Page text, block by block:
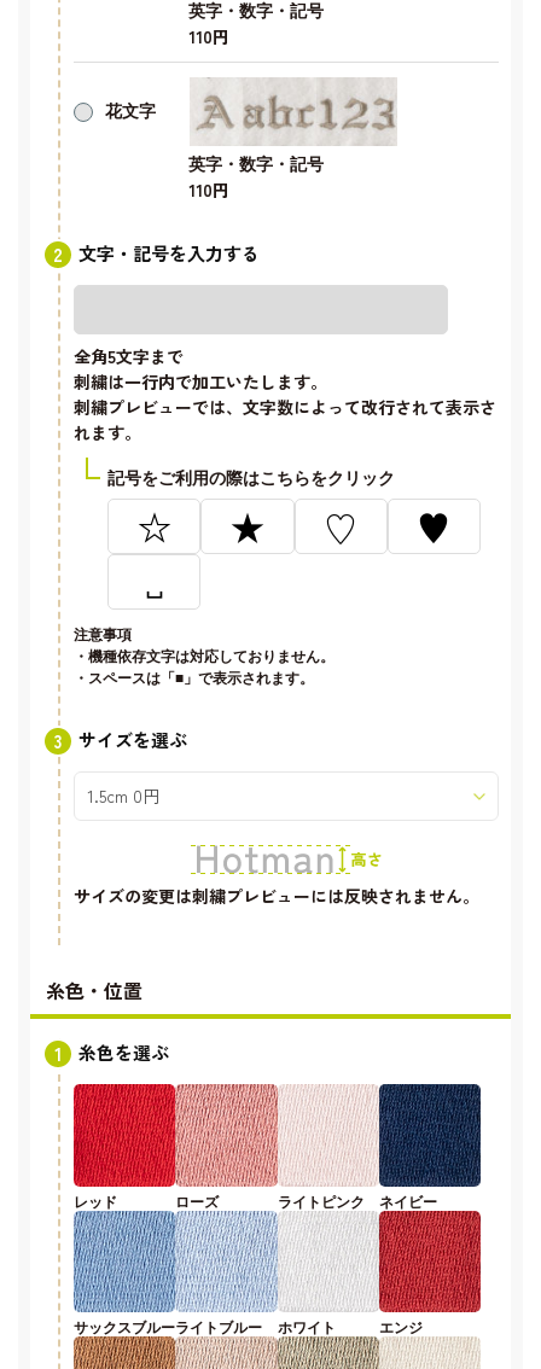
英字・数字・記号
110円
花文字
英字・数字・記号
110円
文字・記号を入力する
全角5文字まで
刺繍は一行内で加工いたします。
刺繍プレビューでは、文字数によって改行されて表示さ
れます。
記号をご利用の際はこちらをクリック
☆ ★ ♡
♥
␣
注意事項
・機種依存文字は対応しておりません。
・スペースは「■」で表示されます。
サイズを選ぶ
サイズの変更は刺繍プレビューには反映されません。
糸色・位置
糸色を選ぶ
レッド ローズ ライトピンク ネイビー
サックスブルーライトブルー ホワイト エンジ